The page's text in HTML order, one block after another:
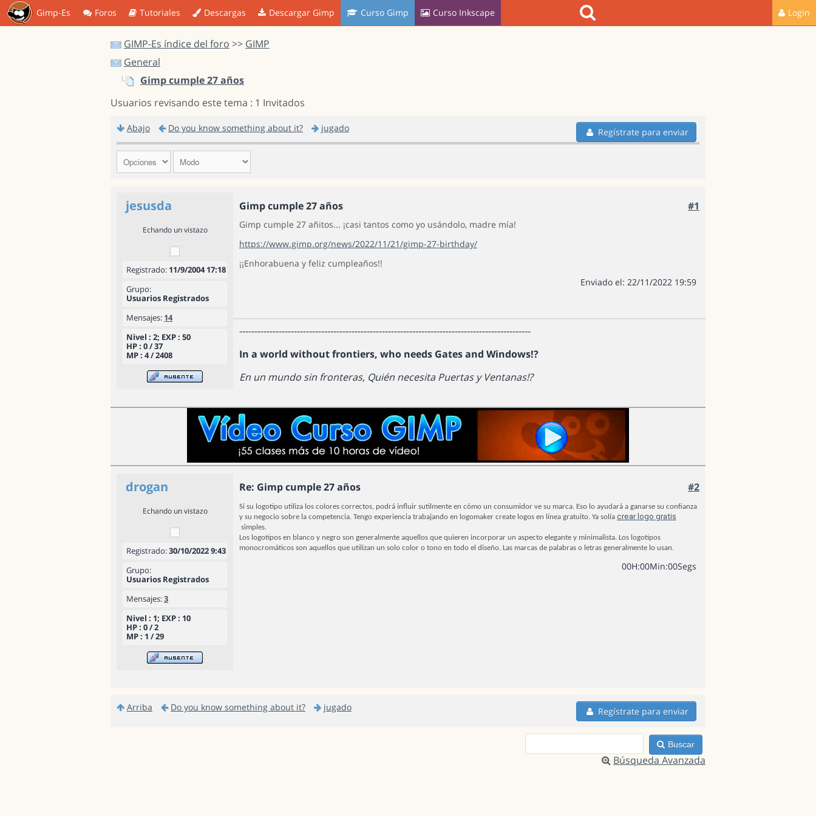
Gimp-Es Foros Tutoriales Descargas Descargar Gimp Curso Gimp Curso Inkscape Login
GIMP-Es índice del foro >> GIMP
General
Gimp cumple 27 años
Usuarios revisando este tema : 1 Invitados
Abajo Do you know something about it? jugado Regístrate para enviar
jesusda Gimp cumple 27 años #1
Echando un vistazo
Registrado: 11/9/2004 17:18
Grupo:
Usuarios Registrados
Mensajes: 14
Nivel : 2; EXP : 50
HP : 0 / 37
MP : 4 / 2408
Gimp cumple 27 añitos... ¡casi tantos como yo usándolo, madre mía!
https://www.gimp.org/news/2022/11/21/gimp-27-birthday/
¡¡Enhorabuena y feliz cumpleaños!!
Enviado el: 22/11/2022 19:59
------------------------------------------------------------------------------------------------
In a world without frontiers, who needs Gates and Windows!?
En un mundo sin fronteras, Quién necesita Puertas y Ventanas!?
drogan Re: Gimp cumple 27 años #2
Echando un vistazo
Registrado:30/10/2022 9:43
Grupo:
Usuarios Registrados
Mensajes:3
Nivel : 1; EXP : 10
HP : 0 / 2
MP : 1 / 29
Si su logotipo utiliza los colores correctos, podrá influir sutilmente en cómo un consumidor ve su marca. Eso lo ayudará a ganarse su confianza
y su negocio sobre la competencia. Tengo experiencia trabajando en logomaker create logos en línea gratuito. Ya solía crear logo gratis
simples.
Los logotipos en blanco y negro son generalmente aquellos que quieren incorporar un aspecto elegante y minimalista. Los logotipos
monocromáticos son aquellos que utilizan un solo color o tono en todo el diseño. Las marcas de palabras o letras generalmente lo usan.
00H:00Min:00Segs
Arriba Do you know something about it? jugado Regístrate para enviar
Buscar
Búsqueda Avanzada